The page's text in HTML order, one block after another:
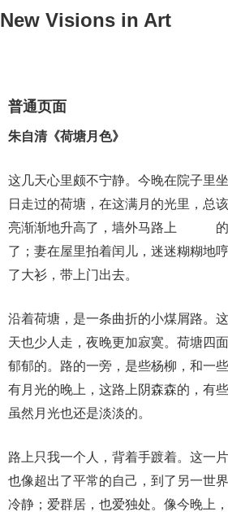
New Visions in Art
普通页面
朱自清《荷塘月色》
这几天心里颇不宁静。今晚在院子里
日走过的荷塘，在这满月的光里，总
亮渐渐地升高了，墙外马路上
了；妻在屋里拍着闰儿，迷迷糊糊地
了大衫，带上门出去。
沿着荷塘，是一条曲折的小煤屑路。
天也少人走，夜晚更加寂寞。荷塘四
郁郁的。路的一旁，是些杨柳，和一
有月光的晚上，这路上阴森森的，有
虽然月光也还是淡淡的。
路上只我一个人，背着手踱着。这一
也像超出了平常的自己，到了另一世
冷静；爱群居，也爱独处。像今晚上